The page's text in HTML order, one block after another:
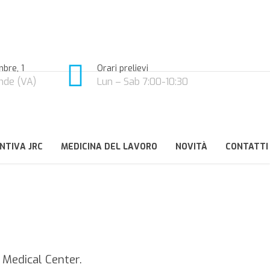
1
(VA)
Orari prelievi
Lun – Sab 7:00-10:30
JRC MEDICINA DEL LAVORO NOVITÀ CONTATTI
Center.